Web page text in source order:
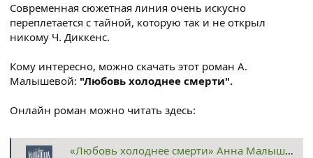
Современная сюжетная линия очень искусно
переплетается с тайной, которую так и не открыл
никому Ч. Диккенс.
Кому интересно, можно скачать этот роман А.
Малышевой: "Любовь холоднее смерти".
Онлайн роман можно читать здесь:
«Любовь холоднее смерти» Анна Малышева читать онлайн фрагмент бесплатно без регистрации